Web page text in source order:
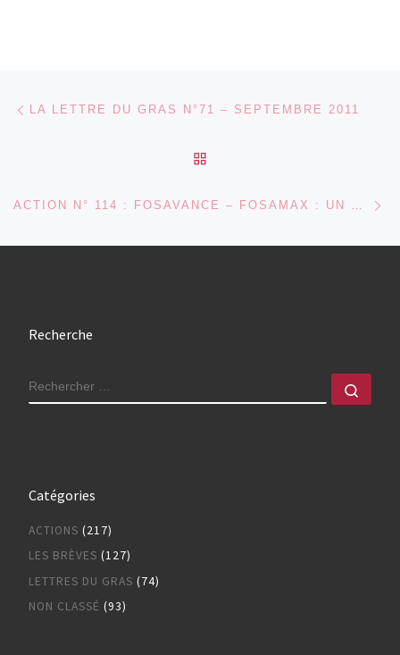
Parcourir les articles
LA LETTRE DU GRAS N°71 – SEPTEMBRE 2011
ACTION N° 114 : FOSAVANCE – FOSAMAX : UN TOUR DE PASSE-PASSE DE MSD POUR MAINTENIR UN PRIX ÉLEVÉ DE REMBOURSEMENT PAR L’INAMI (07/2008)
Recherche
RECHERCHER
Catégories
ACTIONS (217)
LES BRÈVES (127)
LETTRES DU GRAS (74)
NON CLASSÉ (93)